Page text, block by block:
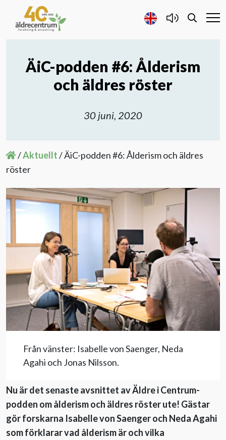
Forskning och Utveckling
Publicerat
Om oss
Evenemang
Aktuellt
Nyhetsbrev
ÄiC-podden #6: Ålderism
och äldres röster
30 juni, 2020
/Aktuellt/ÄiC-podden #6: Ålderism och äldres
röster
Från vänster: Isabelle von Saenger, Neda
Agahi och Jonas Nilsson.
Nu är det senaste avsnittet av Äldre i Centrum-
podden om ålderism och äldres röster ute! Gästar
gör forskarna Isabelle von Saenger och Neda Agahi
som förklarar vad ålderism är och vilka